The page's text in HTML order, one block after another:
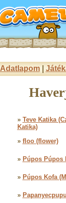
Adatlapom|
» Teve Katika
Katika)
» floo (flower)
» Púpos Púpos
» Púpos Kofa
»